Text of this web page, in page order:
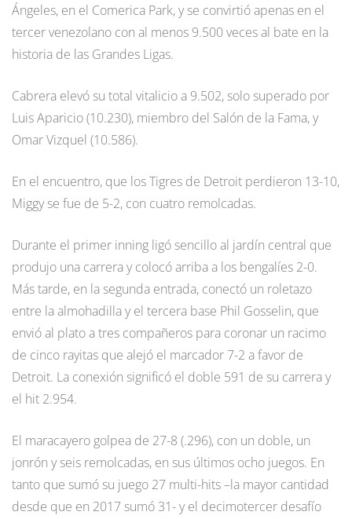
Ángeles, en el Comerica Park, y se convirtió apenas en el
tercer venezolano con al menos 9.500 veces al bate en la
historia de las Grandes Ligas.
Cabrera elevó su total vitalicio a 9.502, solo superado por
Luis Aparicio (10.230), miembro del Salón de la Fama, y
Omar Vizquel (10.586).
En el encuentro, que los Tigres de Detroit perdieron 13-10,
Miggy se fue de 5-2, con cuatro remolcadas.
Durante el primer inning ligó sencillo al jardín central que
produjo una carrera y colocó arriba a los bengalíes 2-0.
Más tarde, en la segunda entrada, conectó un roletazo
entre la almohadilla y el tercera base Phil Gosselin, que
envió al plato a tres compañeros para coronar un racimo
de cinco rayitas que alejó el marcador 7-2 a favor de
Detroit. La conexión significó el doble 591 de su carrera y
el hit 2.954.
El maracayero golpea de 27-8 (.296), con un doble, un
jonrón y seis remolcadas, en sus últimos ocho juegos. En
tanto que sumó su juego 27 multi-hits –la mayor cantidad
desde que en 2017 sumó 31- y el decimotercer desafío